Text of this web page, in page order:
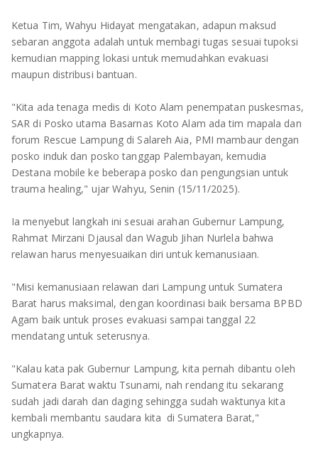
LAMPUNG SELATAN
PESAWARAN
PESISIR BARAT
TULANG BAWANG
TULANG BAWANG BARAT
MESUJI
WAY KANAN
PRINGSEWU
Ketua Tim, Wahyu Hidayat mengatakan, adapun maksud
sebaran anggota adalah untuk membagi tugas sesuai tupoksi
kemudian mapping lokasi untuk memudahkan evakuasi
maupun distribusi bantuan.
"Kita ada tenaga medis di Koto Alam penempatan puskesmas,
SAR di Posko utama Basarnas Koto Alam ada tim mapala dan
forum Rescue Lampung di Salareh Aia, PMI mambaur dengan
posko induk dan posko tanggap Palembayan, kemudia
Destana mobile ke beberapa posko dan pengungsian untuk
trauma healing," ujar Wahyu, Senin (15/11/2025).
Ia menyebut langkah ini sesuai arahan Gubernur Lampung,
Rahmat Mirzani Djausal dan Wagub Jihan Nurlela bahwa
relawan harus menyesuaikan diri untuk kemanusiaan.
"Misi kemanusiaan relawan dari Lampung untuk Sumatera
Barat harus maksimal, dengan koordinasi baik bersama BPBD
Agam baik untuk proses evakuasi sampai tanggal 22
mendatang untuk seterusnya.
"Kalau kata pak Gubernur Lampung, kita pernah dibantu oleh
Sumatera Barat waktu Tsunami, nah rendang itu sekarang
sudah jadi darah dan daging sehingga sudah waktunya kita
kembali membantu saudara kita di Sumatera Barat,"
ungkapnya.